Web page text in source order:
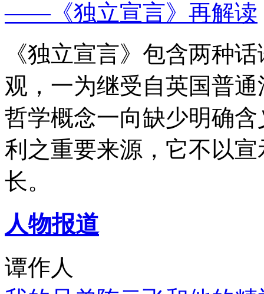
——《独立宣言》再解读
《独立宣言》包含两种
观，一为继受自英国普
哲学概念一向缺少明确
利之重要来源，它不以
长。
人物报道
谭作人